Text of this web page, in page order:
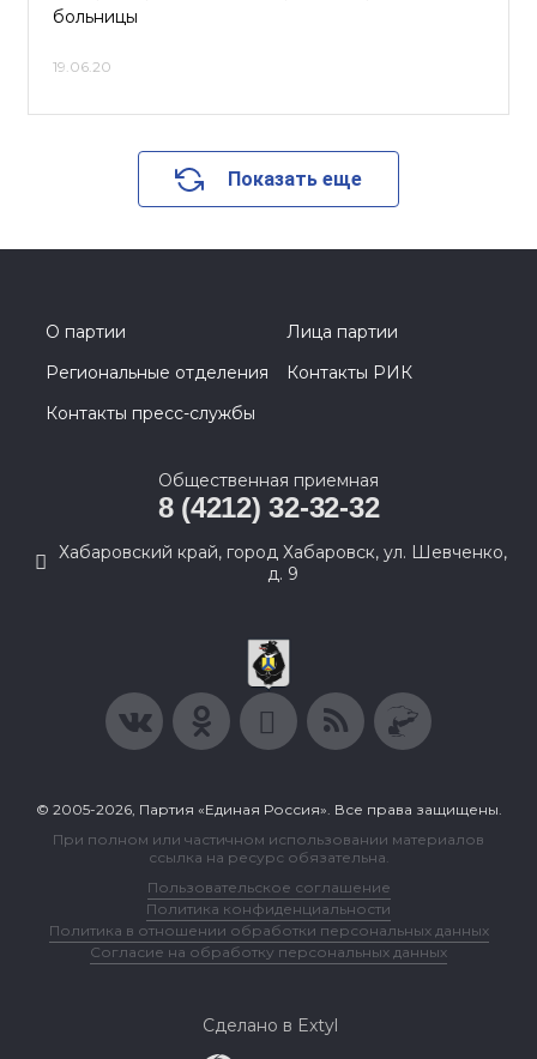
больницы
19.06.20
Показать еще
О партии
Лица партии
Региональные отделения
Контакты РИК
Контакты пресс-службы
Общественная приемная
8 (4212) 32-32-32
Хабаровский край, город Хабаровск, ул. Шевченко,
д. 9
© 2005-2026, Партия «Единая Россия». Все права защищены.
При полном или частичном использовании материалов
ссылка на ресурс обязательна.
Пользовательское соглашение
Политика конфиденциальности
Политика в отношении обработки персональных данных
Согласие на обработку персональных данных
Сделано в Extyl